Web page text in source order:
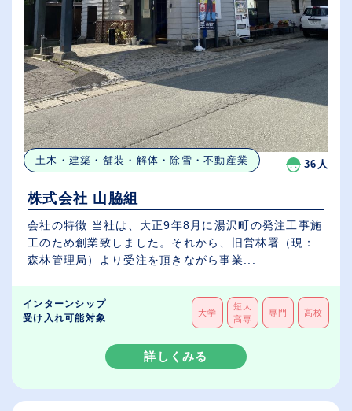
土木・建築・舗装・解体・除雪・不動産業 36人
株式会社 山脇組
会社の特徴 当社は、大正9年8月に湯沢町の発注工事施
工のため創業致しました。それから、旧営林署（現：
森林管理局）より受注を頂きながら事業...
インターンシップ
受け入れ可能対象
大学
短大
高専
専門 高校
詳しくみる